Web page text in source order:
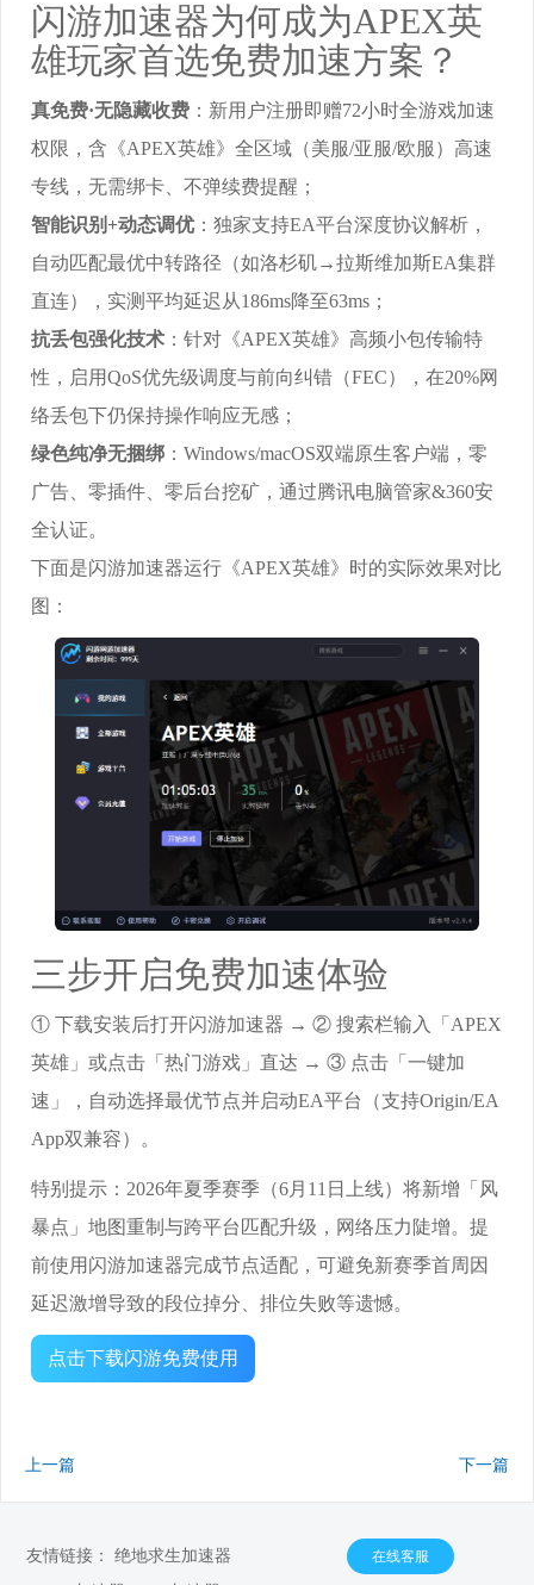
闪游加速器为何成为APEX英
雄玩家首选免费加速方案？
真免费·无隐藏收费 ：新用户注册即赠72小时全游戏加速
权限，含《APEX英雄》全区域（美服/亚服/欧服）高速
专线，无需绑卡、不弹续费提醒；
智能识别+动态调优 ：独家支持EA平台深度协议解析，
自动匹配最优中转路径（如洛杉矶→拉斯维加斯EA集群
直连），实测平均延迟从186ms降至63ms；
抗丢包强化技术 ：针对《APEX英雄》高频小包传输特
性，启用QoS优先级调度与前向纠错（FEC），在20%网
络丢包下仍保持操作响应无感；
绿色纯净无捆绑 ：Windows/macOS双端原生客户端，零
广告、零插件、零后台挖矿，通过腾讯电脑管家&360安
全认证。
下面是闪游加速器运行《APEX英雄》时的实际效果对比
图：
三步开启免费加速体验
① 下载安装后打开闪游加速器 → ② 搜索栏输入「APEX
英雄」或点击「热门游戏」直达 → ③ 点击「一键加
速」，自动选择最优节点并启动EA平台（支持Origin/EA
App双兼容）。
特别提示：2026年夏季赛季（6月11日上线）将新增「风
暴点」地图重制与跨平台匹配升级，网络压力陡增。提
前使用闪游加速器完成节点适配，可避免新赛季首周因
延迟激增导致的段位掉分、排位失败等遗憾。
点击下载闪游免费使用
上一篇 下一篇
友情链接： 绝地求生加速器
在线客服